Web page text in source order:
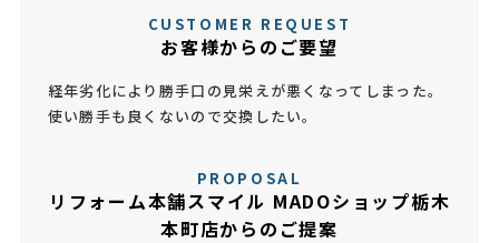
CUSTOMER REQUEST
お客様からのご要望
経年劣化により勝手口の見栄えが悪くなってしまった。
使い勝手も良くないので交換したい。
PROPOSAL
リフォーム本舗スマイル MADOショップ栃木
本町店からのご提案